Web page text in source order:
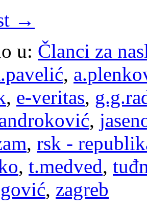
→
u: Članci za
,
, e-veritas,
,
, rsk -
, t.medved,
, zagreb